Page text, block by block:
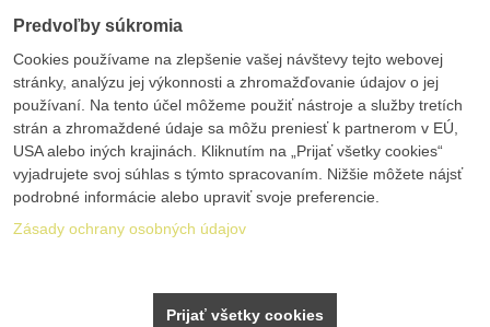
Predvoľby súkromia
Cookies používame na zlepšenie vašej návštevy tejto webovej
stránky, analýzu jej výkonnosti a zhromažďovanie údajov o jej
používaní. Na tento účel môžeme použiť nástroje a služby tretích
strán a zhromaždené údaje sa môžu preniesť k partnerom v EÚ,
USA alebo iných krajinách. Kliknutím na „Prijať všetky cookies“
vyjadrujete svoj súhlas s týmto spracovaním. Nižšie môžete nájsť
podrobné informácie alebo upraviť svoje preferencie.
Zásady ochrany osobných údajov
Prijať všetky cookies